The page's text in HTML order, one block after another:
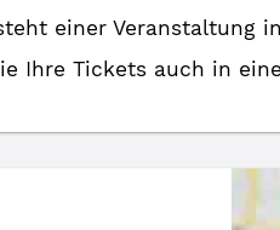
einer Veranstaltung
Ihre Tickets auch in